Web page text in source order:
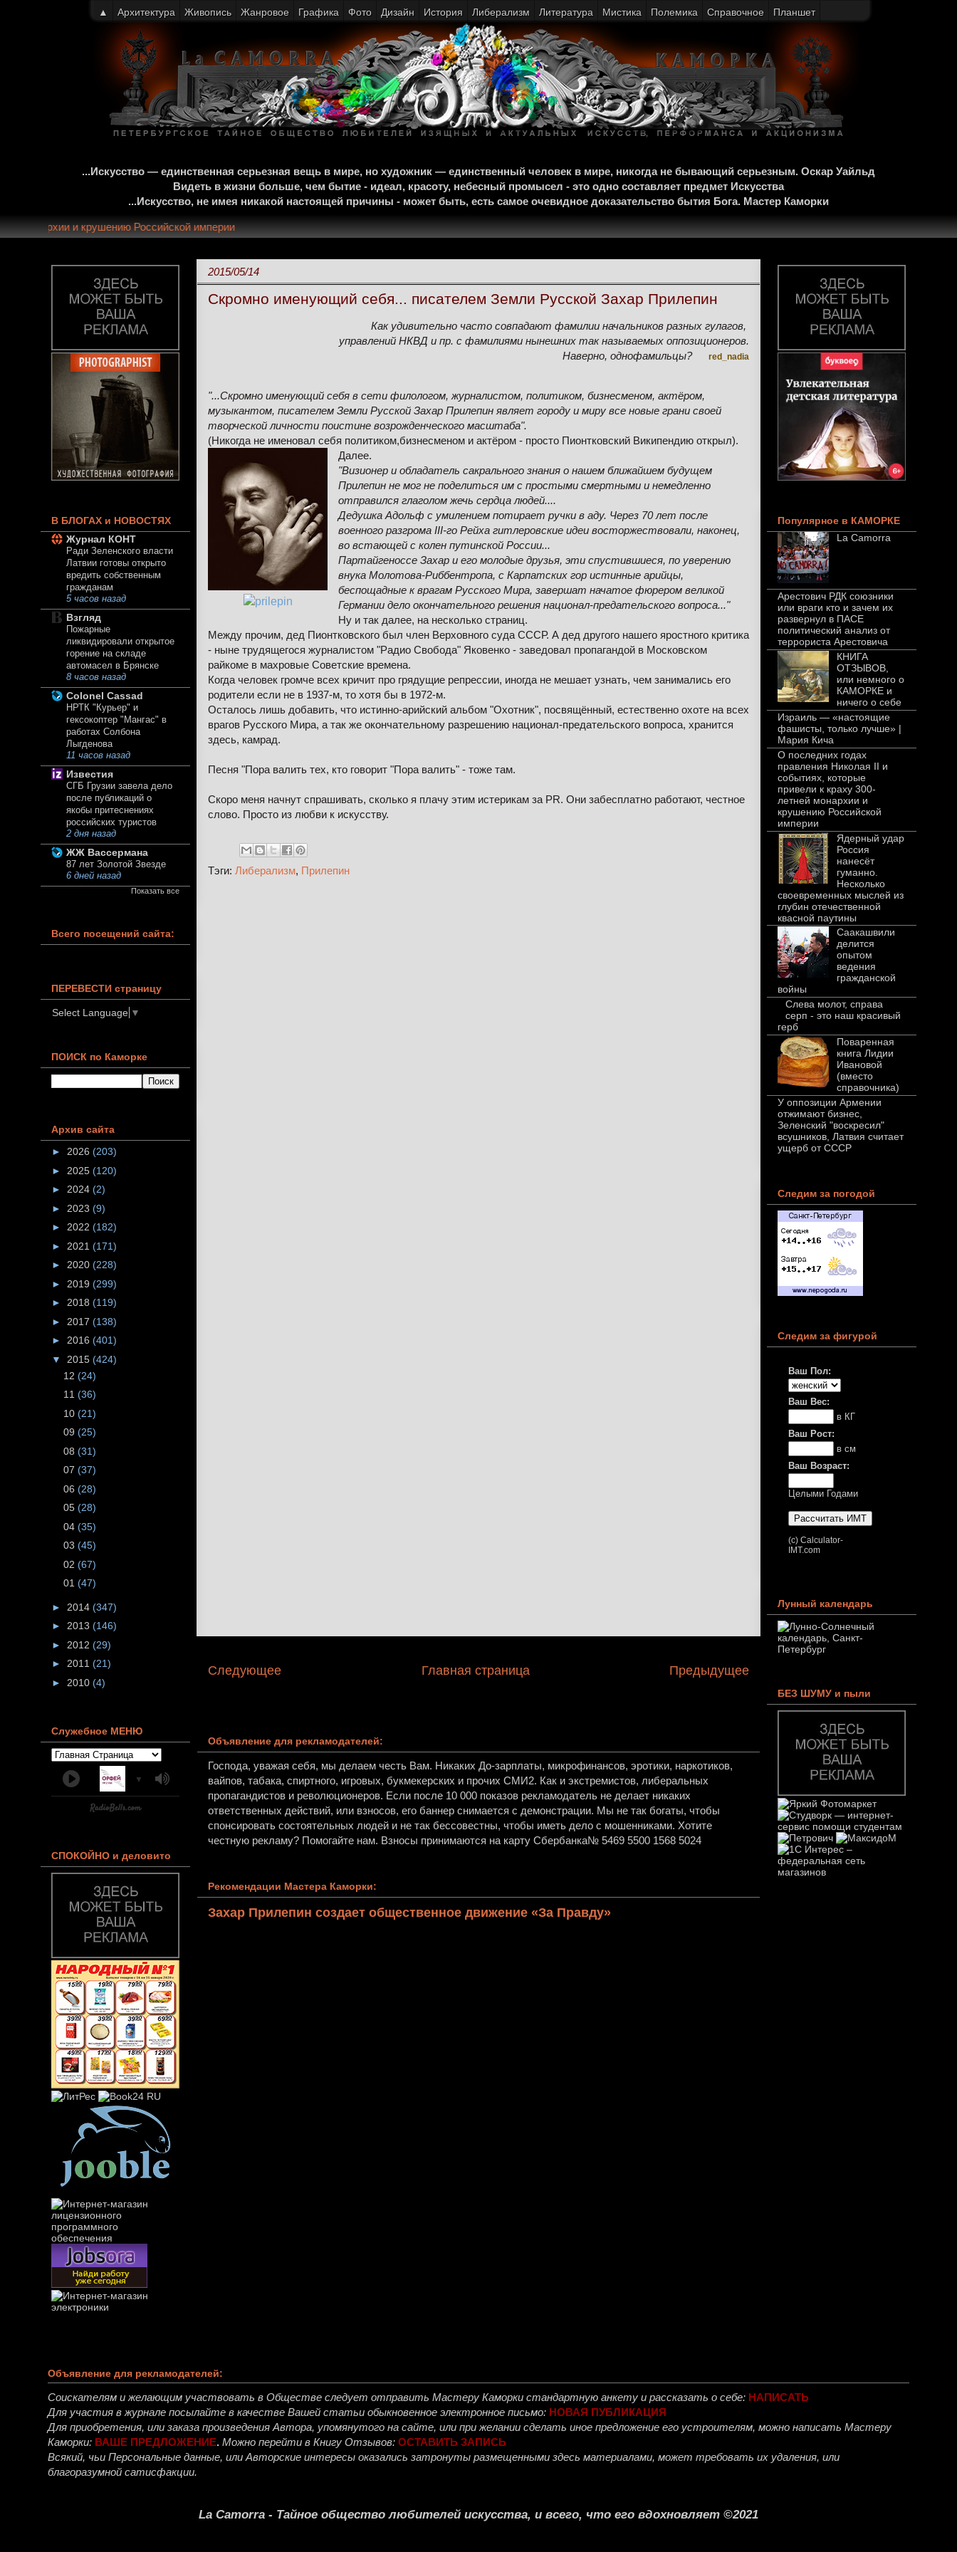
...Искусство — единственная серьезная вещь в мире, но художник — единственный человек в мире, никогда не бывающий серьезным. Оскар Уайльд
Видеть в жизни больше, чем бытие - идеал, красоту, небесный промысел - это одно составляет предмет Искусства
...Искусство, не имея никакой настоящей причины - может быть, есть самое очевидное доказательство бытия Бога. Мастер Каморки
монархии и крушению Российской империи
2015/05/14
Скромно именующий себя... писателем Земли Русской Захар Прилепин
Как удивительно часто совпадают фамилии начальников разных гулагов,
управлений НКВД и пр. с фамилиями нынешних так называемых оппозиционеров.
Наверно, однофамильцы?
red_nadia
"...Скромно именующий себя в сети филологом, журналистом, политиком, бизнесменом, актёром,
музыкантом, писателем Земли Русской Захар Прилепин являет городу и миру все новые грани своей
творческой личности поистине возрожденческого масштаба".
(Никогда не именовал себя политиком,бизнесменом и актёром - просто Пионтковский Википендию открыл).
prilepin
Далее.
"Визионер и обладатель сакрального знания о нашем ближайшем будущем
Прилепин не мог не поделиться им с простыми смертными и немедленно
отправился глаголом жечь сердца людей....
Дедушка Адольф с умилением потирает ручки в аду. Через 70 лет после
военного разгрома III-го Рейха гитлеровские идеи восторжествовали, наконец,
во встающей с колен путинской России...
Партайгеноссе Захар и его молодые друзья, эти спустившиеся, по уверению
внука Молотова-Риббентропа, с Карпатских гор истинные арийцы,
беспощадные к врагам Русского Мира, завершат начатое фюрером великой
Германии дело окончательного решения национал-предательского вопроса..."
Ну и так далее, на несколько страниц.
Между прочим, дед Пионтковского был член Верховного суда СССР. А дед другого нашего яростного критика
- ныне трудящегося журналистом "Радио Свобода" Яковенко - заведовал пропагандой в Московском
райкоме в махровые Советские времена.
Когда человек громче всех кричит про грядущие репрессии, иногда не мешает узнать, чем занимались его
родители если не в 1937-м, то хотя бы в 1972-м.
Осталось лишь добавить, что истинно-арийский альбом "Охотник", посвящённый, естественно охоте на всех
врагов Русского Мира, а так же окончательному разрешению национал-предательского вопроса, хранится
здесь, камрад.
Песня "Пора валить тех, кто говорит "Пора валить" - тоже там.
Скоро меня начнут спрашивать, сколько я плачу этим истерикам за PR. Они забесплатно работают, честное
слово. Просто из любви к искусству.
Тэги: Либерализм, Прилепин
Следующее Предыдущее
Главная страница
Объявление для рекламодателей:
Господа, уважая себя, мы делаем честь Вам. Никаких До-зарплаты, микрофинансов, эротики, наркотиков,
вайпов, табака, спиртного, игровых, букмекерских и прочих СМИ2. Как и экстремистов, либеральных
пропагандистов и революционеров. Если после 10 000 показов рекламодатель не делает никаких
ответственных действий, или взносов, его баннер снимается с демонстрации. Мы не так богаты, чтобы
спонсировать состоятельных людей и не так бессовестны, чтобы иметь дело с мошенниками. Хотите
честную рекламу? Помогайте нам. Взносы принимаются на карту Сбербанка№ 5469 5500 1568 5024
Рекомендации Мастера Каморки:
Захар Прилепин создает общественное движение «За Правду»
В БЛОГАХ и НОВОСТЯХ
Журнал КОНТ
Ради Зеленского власти
Латвии готовы открыто
вредить собственным
гражданам
5 часов назад
Взгляд
Пожарные
ликвидировали открытое
горение на складе
автомасел в Брянске
8 часов назад
Colonel Cassad
НРТК "Курьер" и
гексокоптер "Мангас" в
работах Солбона
Лыгденова
11 часов назад
Известия
СГБ Грузии завела дело
после публикаций о
якобы притеснениях
российских туристов
2 дня назад
ЖЖ Вассермана
87 лет Золотой Звезде
6 дней назад
Показать все
Всего посещений сайта:
ПЕРЕВЕСТИ страницу
Select Language ▼
ПОИСК по Каморке
Архив сайта
► 2026 (203)
► 2025 (120)
► 2024 (2)
► 2023 (9)
► 2022 (182)
► 2021 (171)
► 2020 (228)
► 2019 (299)
► 2018 (119)
► 2017 (138)
► 2016 (401)
▼ 2015 (424)
12 (24)
11 (36)
10 (21)
09 (25)
08 (31)
07 (37)
06 (28)
05 (28)
04 (35)
03 (45)
02 (67)
01 (47)
► 2014 (347)
► 2013 (146)
► 2012 (29)
► 2011 (21)
► 2010 (4)
Служебное МЕНЮ
▼
СПОКОЙНО и деловито
Популярное в КАМОРКЕ
La Camorra
Арестович РДК союзники
или враги кто и зачем их
развернул в ПАСЕ
политический анализ от
террориста Арестовича
КНИГА
ОТЗЫВОВ,
или немного о
КАМОРКЕ и
ничего о себе
Израиль — «настоящие
фашисты, только лучше» |
Мария Кича
О последних годах
правления Николая II и
событиях, которые
привели к краху 300-
летней монархии и
крушению Российской
империи
Ядерный удар
Россия
нанесёт
гуманно.
Несколько
своевременных мыслей из
глубин отечественной
квасной паутины
Саакашвили
делится
опытом
ведения
гражданской
войны
Слева молот, справа
серп - это наш красивый
герб
Поваренная
книга Лидии
Ивановой
(вместо
справочника)
У оппозиции Армении
отжимают бизнес,
Зеленский "воскресил"
всушников, Латвия считает
ущерб от СССР
Следим за погодой
Следим за фигурой
Ваш Пол:
Ваш Вес:
в КГ
Ваш Рост:
в см
Ваш Возраст:
Целыми Годами
(c) Calculator-
IMT.com
Лунный календарь
БЕЗ ШУМУ и пыли
Объявление для рекламодателей:
Соискателям и желающим участвовать в Обществе следует отправить Мастеру Каморки стандартную анкету и рассказать о себе: НАПИСАТЬ
Для участия в журнале посылайте в качестве Вашей статьи обыкновенное электронное письмо: НОВАЯ ПУБЛИКАЦИЯ
Для приобретения, или заказа произведения Автора, упомянутого на сайте, или при желании сделать иное предложение его устроителям, можно написать Мастеру
Каморки: ВАШЕ ПРЕДЛОЖЕНИЕ. Можно перейти в Книгу Отзывов: ОСТАВИТЬ ЗАПИСЬ
Всякий, чьи Персональные данные, или Авторские интересы оказались затронуты размещенными здесь материалами, может требовать их удаления, или
благоразумной сатисфакции.
La Camorra - Тайное общество любителей искусства, и всего, что его вдохновляет ©2021
▲ Архитектура Живопись Жанровое Графика Фото Дизайн История Либерализм Литература Мистика Полемика Справочное Планшет